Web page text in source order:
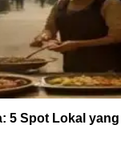
5 Spot Lokal